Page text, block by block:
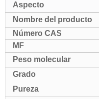
Aspecto
Nombre del producto
Número CAS
MF
Peso molecular
Grado
Pureza